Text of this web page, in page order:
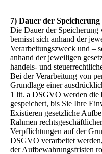
7) Dauer der
Die Dauer der Speicherung
bemisst sich anhand der
Verarbeitungszweck und –
anhand der jeweiligen
handels- und
Bei der Verarbeitung von
Grundlage einer
1 lit. a DSGVO werden die
gespeichert, bis Sie Ihre
Existieren gesetzliche
Rahmen
Verpflichtungen auf der
DSGVO verarbeitet
der Aufbewahrungsfristen